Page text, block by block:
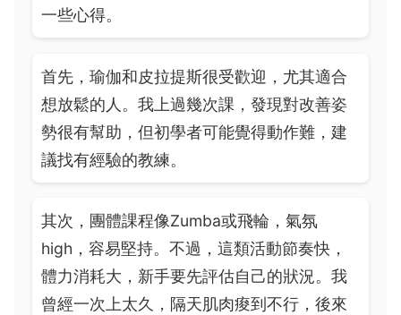
一些心得。
首先，瑜伽和皮拉提斯很受歡迎，尤其適合
想放鬆的人。我上過幾次課，發現對改善姿
勢很有幫助，但初學者可能覺得動作難，建
議找有經驗的教練。
其次，團體課程像Zumba或飛輪，氣氛
high，容易堅持。不過，這類活動節奏快，
體力消耗大，新手要先評估自己的狀況。我
曾經一次上太久，隔天肌肉痠到不行，後來